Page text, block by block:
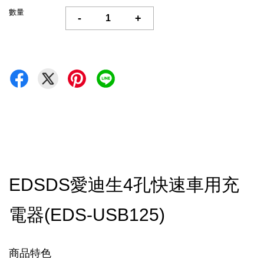
數量
- +
EDSDS愛迪生4孔快速車用充
電器(EDS-USB125)
商品特色